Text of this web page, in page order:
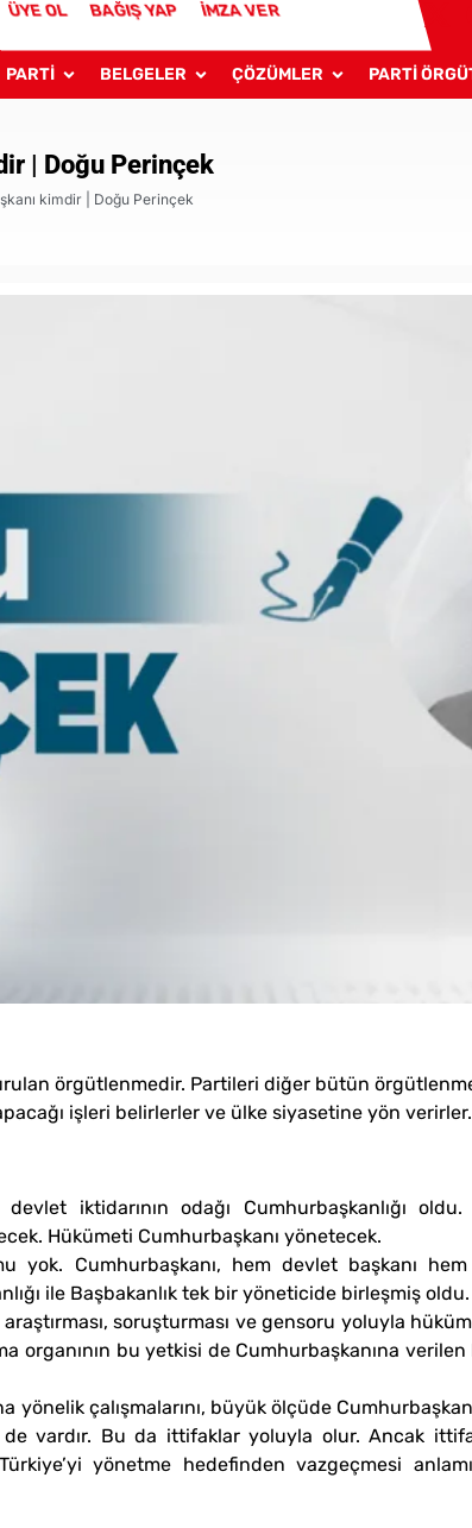
ÜYE OL BAĞIŞ YAP İMZA VER
PARTİ BELGELER ÇÖZÜMLER PARTİ
| Doğu Perinçek
kimdir | Doğu Perinçek
örgütlenmedir. Partileri diğer bütün
işleri belirlerler ve ülke siyasetine yön verirler.
iktidarının odağı Cumhurbaşkanlığı
Hükümeti Cumhurbaşkanı yönetecek.
yok. Cumhurbaşkanı, hem devlet başkanı
ile Başbakanlık tek bir yöneticide birleşmiş oldu.
soruşturması ve gensoru yoluyla
organının bu yetkisi de Cumhurbaşkanına
çalışmalarını, büyük ölçüde
vardır. Bu da ittifaklar yoluyla olur. Ancak
yönetme hedefinden vazgeçmesi